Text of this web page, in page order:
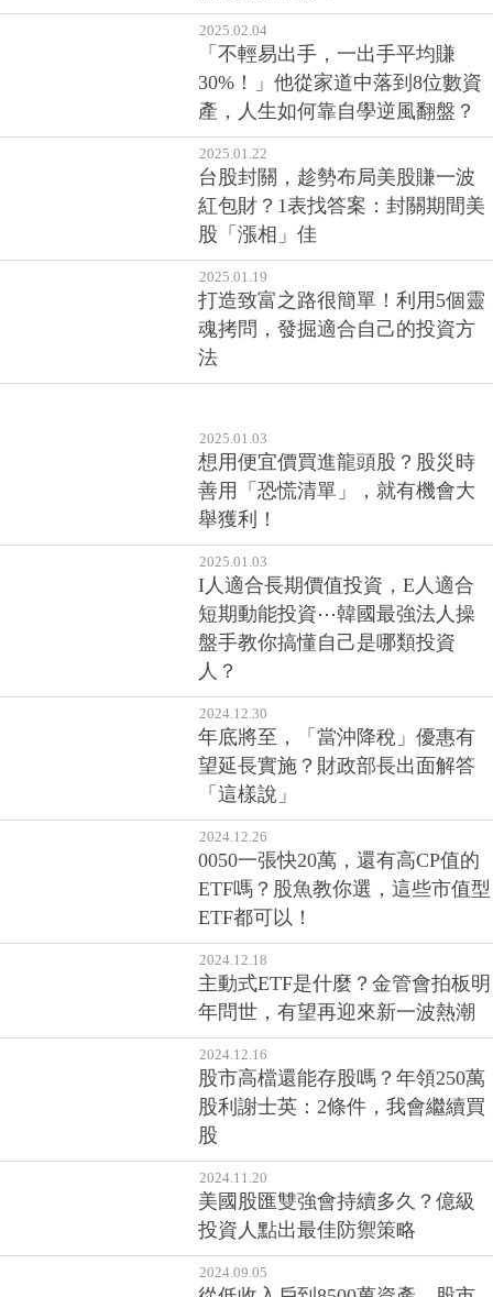
2025.02.04
「不輕易出手，一出手平均賺
30%！」他從家道中落到8位數資
產，人生如何靠自學逆風翻盤？
2025.01.22
台股封關，趁勢布局美股賺一波
紅包財？1表找答案：封關期間美
股「漲相」佳
2025.01.19
打造致富之路很簡單！利用5個靈
魂拷問，發掘適合自己的投資方
法
2025.01.03
想用便宜價買進龍頭股？股災時
善用「恐慌清單」，就有機會大
舉獲利！
2025.01.03
I人適合長期價值投資，E人適合
短期動能投資⋯韓國最強法人操
盤手教你搞懂自己是哪類投資
人？
2024.12.30
年底將至，「當沖降稅」優惠有
望延長實施？財政部長出面解答
「這樣說」
2024.12.26
0050一張快20萬，還有高CP值的
ETF嗎？股魚教你選，這些市值型
ETF都可以！
2024.12.18
主動式ETF是什麼？金管會拍板明
年問世，有望再迎來新一波熱潮
2024.12.16
股市高檔還能存股嗎？年領250萬
股利謝士英：2條件，我會繼續買
股
2024.11.20
美國股匯雙強會持續多久？億級
投資人點出最佳防禦策略
2024.09.05